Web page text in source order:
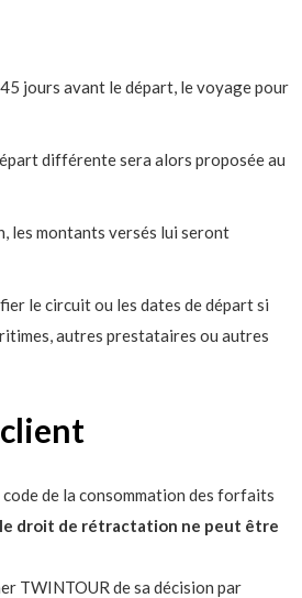
jours avant le départ, le voyage pour
différente sera alors proposée au
les montants versés lui seront
le circuit ou les dates de départ si
autres prestataires ou autres
de la consommation des forfaits
le droit de rétractation ne peut être
TWINTOUR de sa décision par